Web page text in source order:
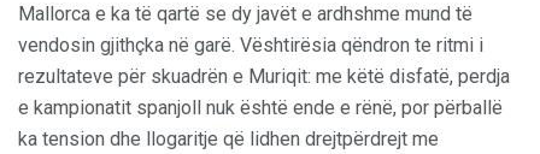
Mallorca e ka të qartë se dy javët e ardhshme mund të
vendosin gjithçka në garë. Vështirësia qëndron te ritmi i
rezultateve për skuadrën e Muriqit: me këtë disfatë, perdja
e kampionatit spanjoll nuk është ende e rënë, por përballë
ka tension dhe llogaritje që lidhen drejtpërdrejt me